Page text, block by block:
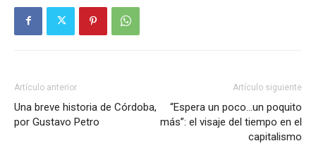
Artículo anterior
Una breve historia de Córdoba,
por Gustavo Petro
Artículo siguiente
“Espera un poco…un poquito
más”: el visaje del tiempo en el
capitalismo